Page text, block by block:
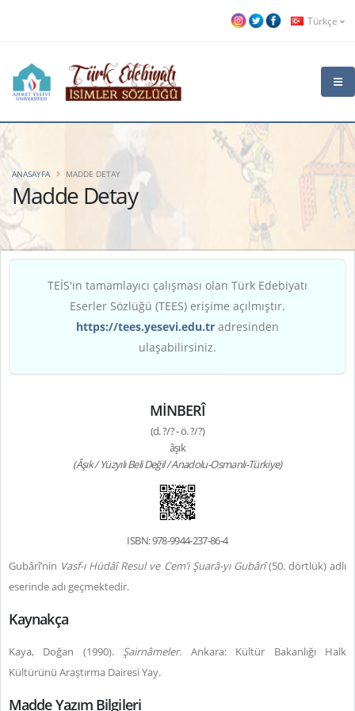
Türkçe
Madde Detay
ANASAYFA MADDE DETAY
TEİS'in tamamlayıcı çalışması olan Türk Edebiyatı
Eserler Sözlüğü (TEES) erişime açılmıştır.
https://tees.yesevi.edu.tr adresinden
ulaşabilirsiniz.
MİNBERÎ
(d. ?/? - ö. ?/?)
âşık
(Âşık / Yüzyılı Beli Değil / Anadolu-Osmanlı-Türkiye)
ISBN: 978-9944-237-86-4
Gubârî’nin Vasf-ı Hüdâî Resul ve Cem’i Şuarâ-yı Gubârî(50. dörtlük) adlı
eserinde adı geçmektedir.
Kaynakça
Kaya, Doğan (1990). Şairnâmeler. Ankara: Kültür Bakanlığı Halk
Kültürünü Araştırma Dairesi Yay.
Madde Yazım Bilgileri